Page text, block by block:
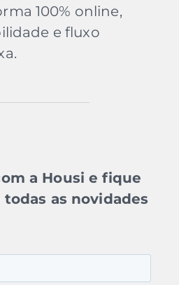
100% online,
e fluxo
a Housi e fique
as novidades